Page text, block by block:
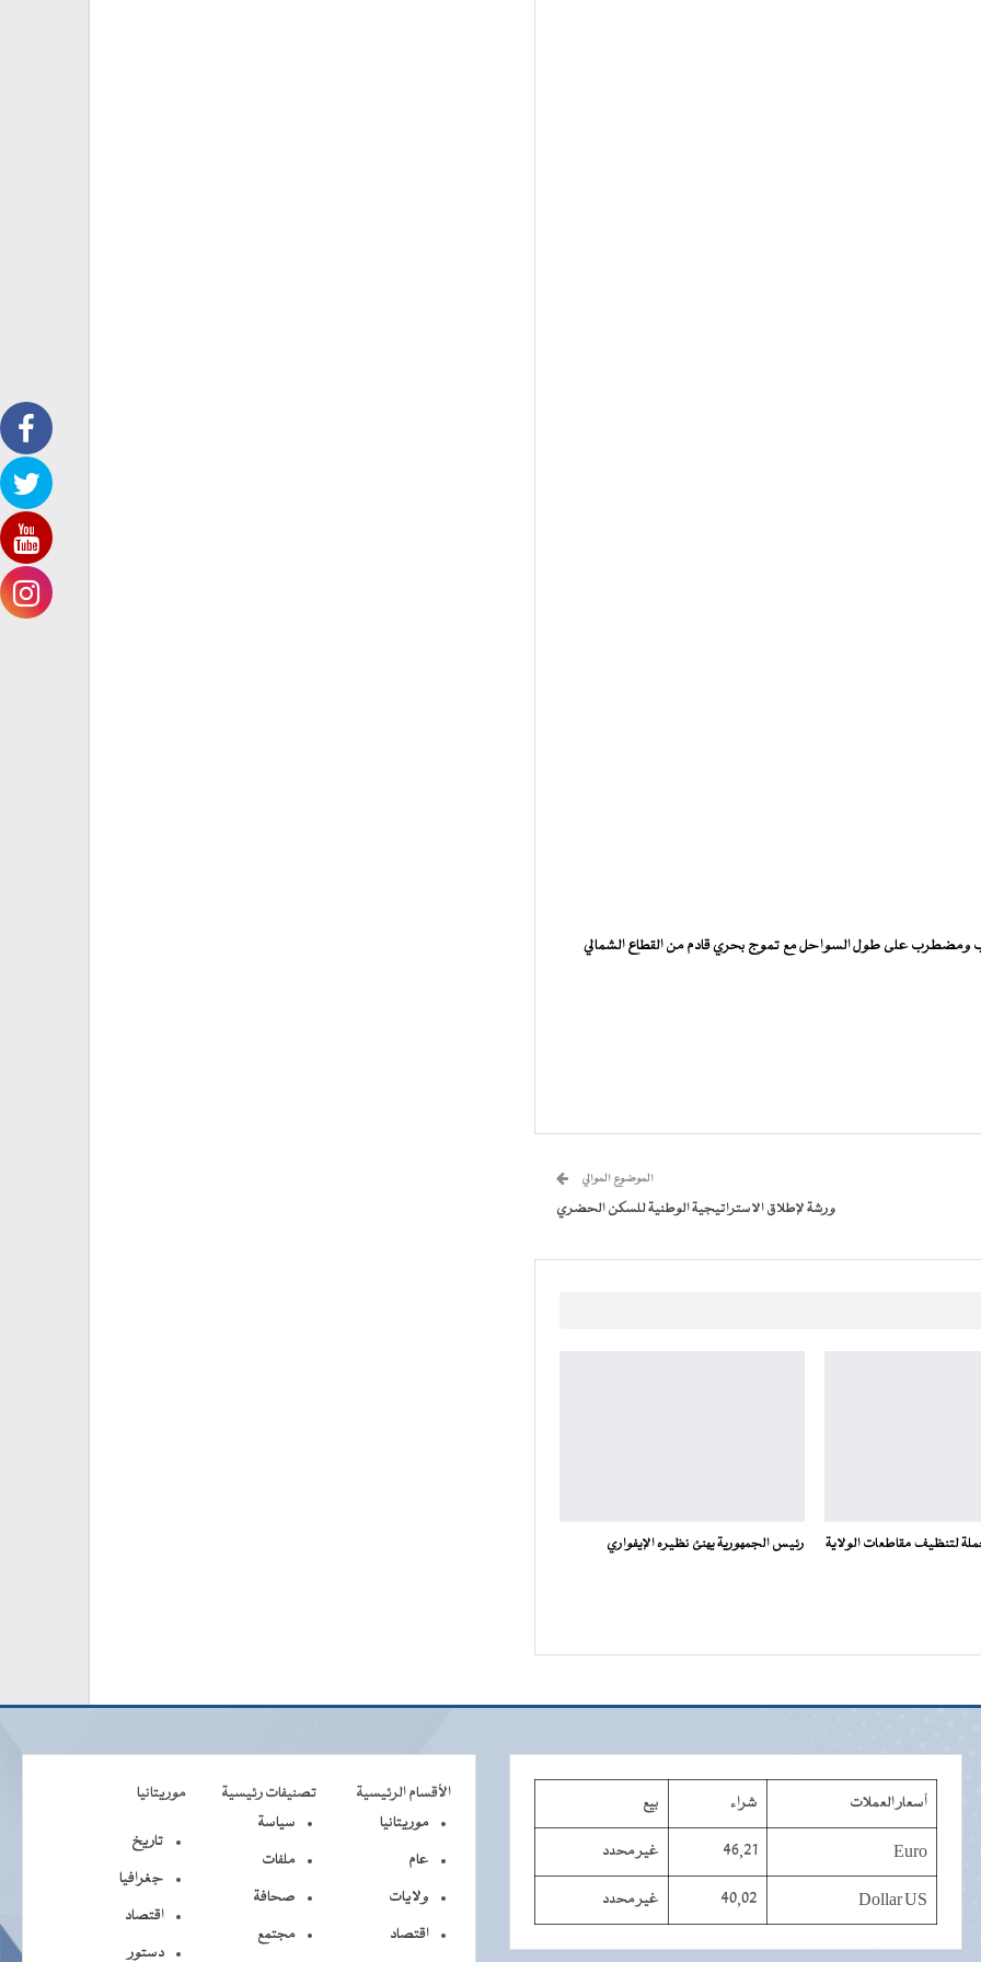
ومضطرب على طول السواحل مع تموج بحري قادم من القطاع الشمالي
الموضوع الموالي
ورشة لإطلاق الاستراتيجية الوطنية للسكن الحضري
لتنظيف مقاطعات الولاية رئيس الجمهورية يهنئ نظيره الإيفواري
أسعار العملات شراء بيع
Euro
46,21 غير محدد
Dollar US
40,02 غير محدد
الأقسام الرئيسية تصنيفات رئيسية
موريتانيا
موريتانيا
عام
ولايات
اقتصاد
سياسة
ملفات
صحافة
مجتمع
تاريخ
جغرافيا
اقتصاد
دستور